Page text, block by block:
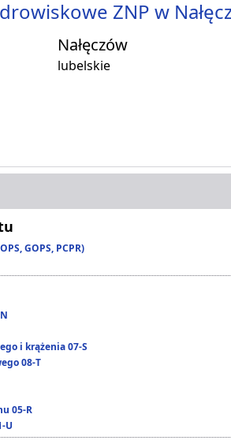
ZNP w
Nałęczów
lubelskie
GOPS, PCPR)
i krążenia 07-S
08-T
05-R
U